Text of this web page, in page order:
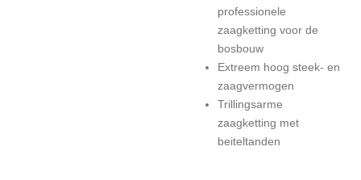
professionele
zaagketting voor de
bosbouw
Extreem hoog steek- en
zaagvermogen
Trillingsarme
zaagketting met
beiteltanden